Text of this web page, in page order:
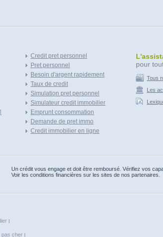
Credit pret personnel
Pret personnel
Besoin d'argent rapidement
Taux de credit
Simulation pret personnel
Simulateur credit immobilier
Emprunt consommation
Demande de pret immo
Credit immobilier en ligne
pour
Tous
Les
Un crédit vous engage et doit être remboursé. Vérifiez vos
Voir les conditions financières sur les sites de nos partenaires.
pas cher